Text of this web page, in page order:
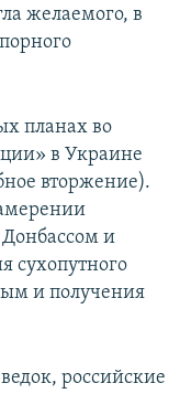
желаемого, в
планах во
в Украине
вторжение).
и
сухопутного
и получения
российские